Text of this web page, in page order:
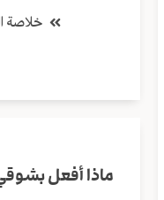
خلاصة
ماذا أفعل